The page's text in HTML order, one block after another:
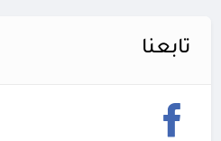
تابعنا